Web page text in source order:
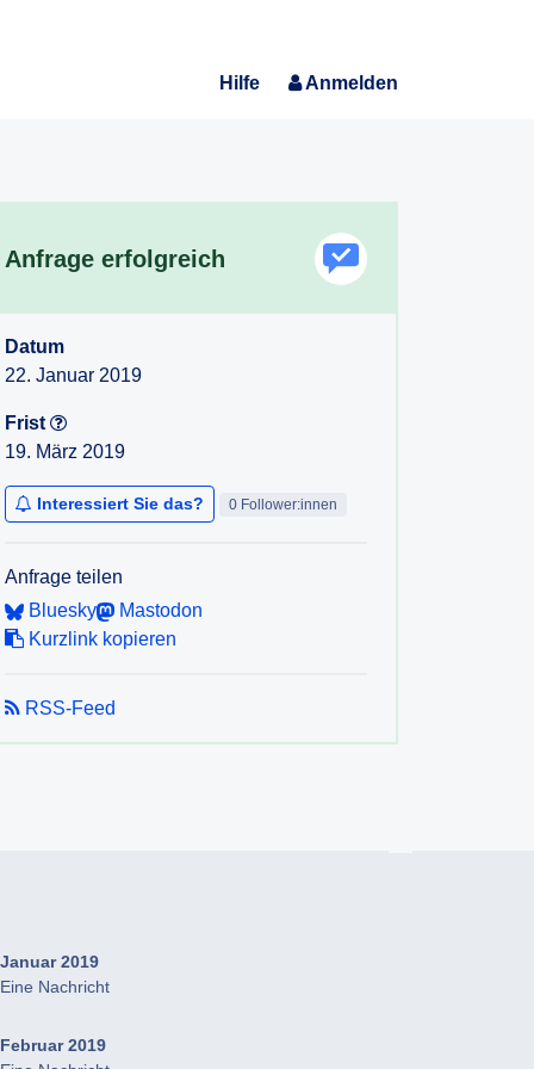
Hilfe Anmelden
Anfrage erfolgreich
Datum
22. Januar 2019
Frist
19. März 2019
Interessiert Sie das? 0 Follower:innen
Anfrage teilen
Bluesky
Mastodon
Kurzlink kopieren
RSS-Feed
Januar 2019
Eine Nachricht
Februar 2019